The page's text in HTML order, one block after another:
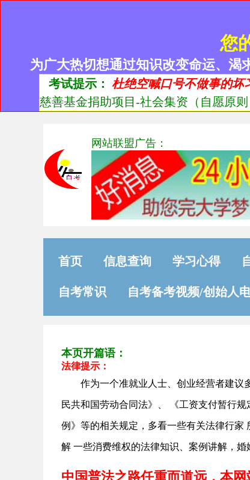
您
为广大热切想通过知识改变命运、渴
考试提示：
杜绝空喊口号不做事的坏
慈善基金捐助项目-社会集资（自愿原
网站联盟广告：
首页 信息查询 学习心得
自考常识 自考备考视频/创始人
本页开篇语：
法律提示：
作为一个准就业人士、创业经营者建议
民共和国劳动合同法》、 《工资支付暂行
例》等的相关规定，多看一些有关法律行家
解 一些消费维权的法律知识、案例讲解，婚
中国普法之路任重而道远，本